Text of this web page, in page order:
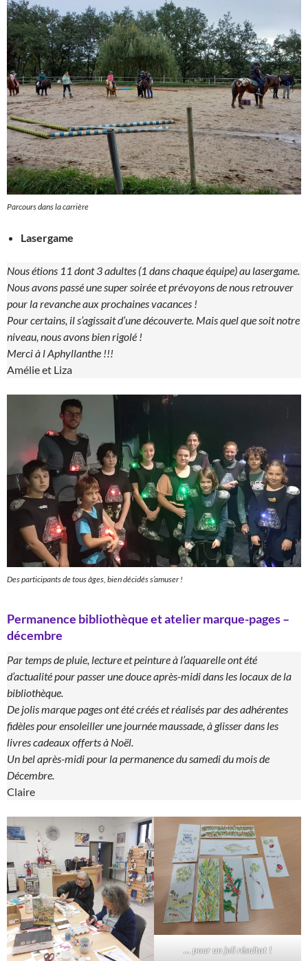
Parcours dans la carrière
Lasergame
Nous étions 11 dont 3 adultes (1 dans chaque équipe) au lasergame.
Nous avons passé une super soirée et prévoyons de nous retrouver
pour la revanche aux prochaines vacances !
Pour certains, il s’agissait d’une découverte. Mais quel que soit notre
niveau, nous avons bien rigolé !
Merci à l Aphyllanthe !!!
Amélie et Liza
Des participants de tous âges, bien décidés s’amuser !
Permanence bibliothèque et atelier marque-pages –
décembre
Par temps de pluie, lecture et peinture à l’aquarelle ont été
d’actualité pour passer une douce après-midi dans les locaux de la
bibliothèque.
De jolis marque pages ont été créés et réalisés par des adhérentes
fidèles pour ensoleiller une journée maussade, à glisser dans les
livres cadeaux offerts à Noël.
Un bel après-midi pour la permanence du samedi du mois de
Décembre.
Claire
… pour un joli résultat !